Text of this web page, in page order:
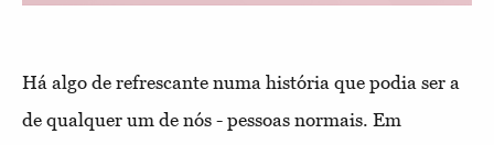
Há algo de refrescante numa história que podia ser a
de qualquer um de nós - pessoas normais. Em